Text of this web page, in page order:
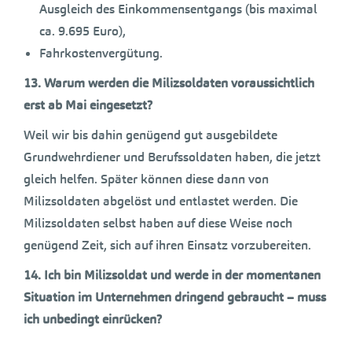
Ausgleich des Einkommensentgangs (bis maximal
ca. 9.695 Euro),
Fahrkostenvergütung.
13.Warum werden die Milizsoldaten voraussichtlich
erst ab Mai eingesetzt?
Weil wir bis dahin genügend gut ausgebildete
Grundwehrdiener und Berufssoldaten haben, die jetzt
gleich helfen. Später können diese dann von
Milizsoldaten abgelöst und entlastet werden. Die
Milizsoldaten selbst haben auf diese Weise noch
genügend Zeit, sich auf ihren Einsatz vorzubereiten.
14. Ich bin Milizsoldat und werde in der momentanen
Situation im Unternehmen dringend gebraucht – muss
ich unbedingt einrücken?